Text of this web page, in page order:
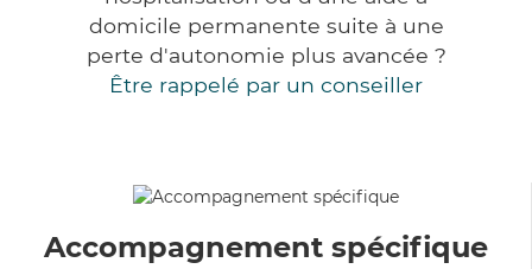
domicile permanente suite à une
perte d'autonomie plus avancée ?
Être rappelé par un conseiller
Accompagnement spécifique